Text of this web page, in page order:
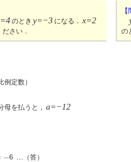
のとき y=−3 になる． x=2
さい．
例定数）
母を払うと， a=−12
…（答）
の